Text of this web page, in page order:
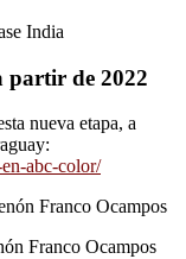
India
partir de 2022
nueva etapa, a
abc-color/
Franco Ocampos